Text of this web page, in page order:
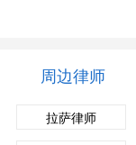
周边律师
拉萨律师